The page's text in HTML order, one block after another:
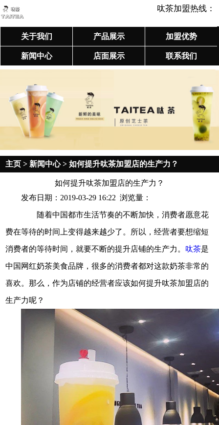
呔茶加盟热线：
关于我们 产品展示 加盟优势
新闻中心 店面展示 联系我们
主页 > 新闻中心> 如何提升呔茶加盟店的生产力？
如何提升呔茶加盟店的生产力？
发布日期：2019-03-29 16:22 浏览量：
随着中国都市生活节奏的不断加快，消费者愿意花
费在等待的时间上变得越来越少了。所以，经营者要想缩短
消费者的等待时间，就要不断的提升店铺的生产力。 呔茶是
中国网红奶茶美食品牌，很多的消费者都对这款奶茶非常的
喜欢。那么，作为店铺的经营者应该如何提升呔茶加盟店的
生产力呢？